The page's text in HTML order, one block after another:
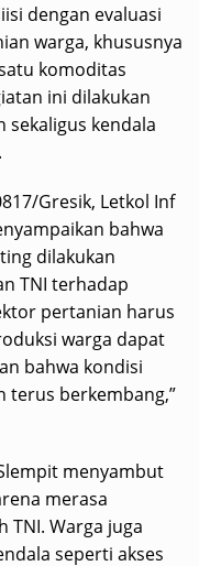
dengan evaluasi
warga, khususnya
komoditas
ini dilakukan
kendala
Gresik, Letkol Inf
bahwa
dilakukan
TNI terhadap
pertanian harus
warga dapat
bahwa kondisi
terus berkembang,”
menyambut
merasa
TNI. Warga juga
seperti akses